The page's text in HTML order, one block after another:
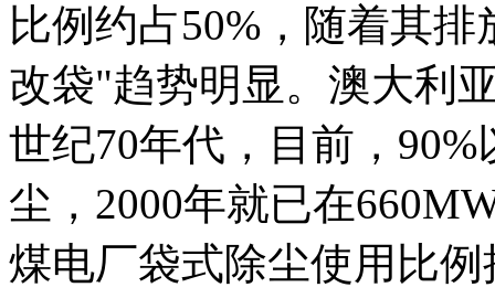
比例约占50%，随着其
改袋"趋势明显。澳大利
世纪70年代，目前，
尘，2000年就已在
煤电厂袋式除尘使用比